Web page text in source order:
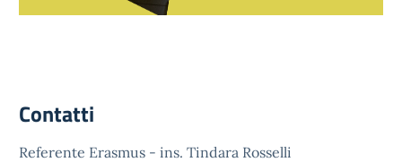
Contatti
Referente Erasmus - ins. Tindara Rosselli